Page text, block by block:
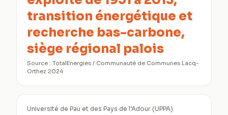
transition énergétique et
recherche bas-carbone,
siège régional palois
Source : TotalEnergies / Communauté de Communes Lacq-
Orthez 2024
Université de Pau et des Pays de l’Adour (UPPA)